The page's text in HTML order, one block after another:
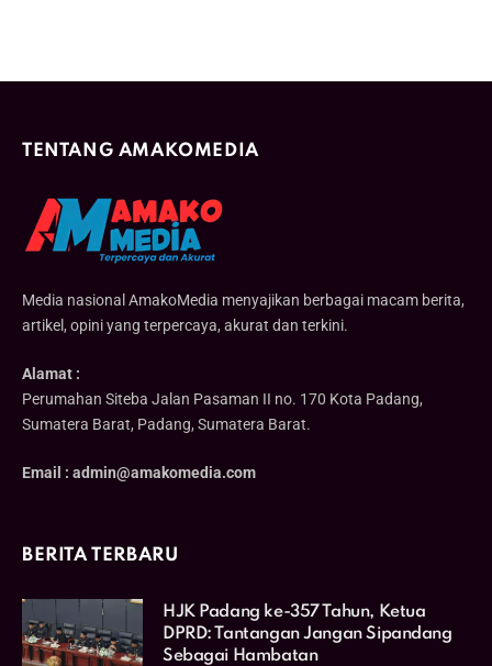
TENTANG AMAKOMEDIA
Media nasional AmakoMedia menyajikan berbagai macam berita,
artikel, opini yang terpercaya, akurat dan terkini.
Alamat :
Perumahan Siteba Jalan Pasaman II no. 170 Kota Padang,
Sumatera Barat, Padang, Sumatera Barat.
Email : admin@amakomedia.com
BERITA TERBARU
HJK Padang ke-357 Tahun, Ketua
DPRD: Tantangan Jangan Sipandang
Sebagai Hambatan